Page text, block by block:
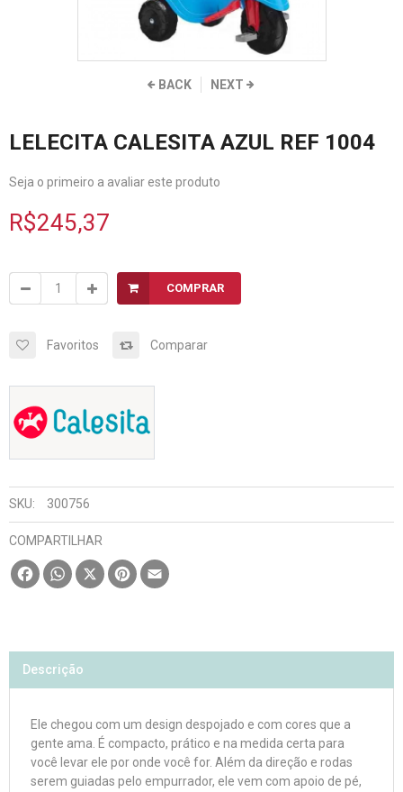
BACK NEXT
LELECITA CALESITA AZUL REF 1004
Seja o primeiro a avaliar este produto
R$245,37
COMPRAR
Favoritos Comparar
SKU: 300756
COMPARTILHAR
FacebookWhatsApp
X Pinterest
Descrição
Ele chegou com um design despojado e com cores que a
gente ama. É compacto, prático e na medida certa para
você levar ele por onde você for. Além da direção e rodas
serem guiadas pelo empurrador, ele vem com apoio de pé,